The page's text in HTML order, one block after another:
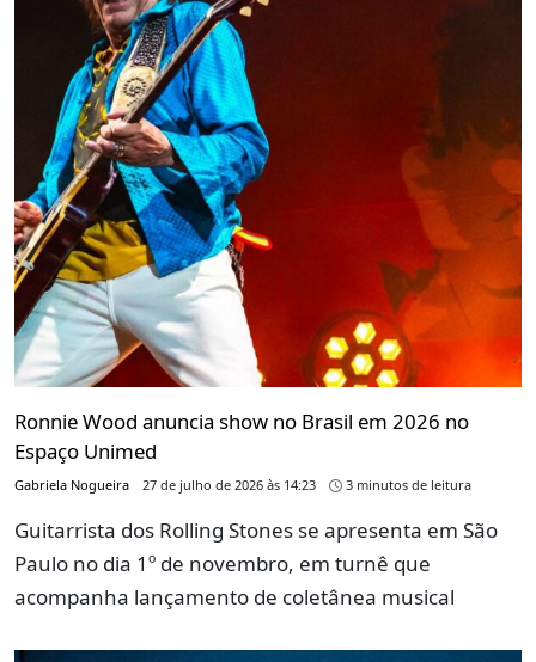
Ronnie Wood anuncia show no Brasil em 2026 no
Espaço Unimed
Gabriela Nogueira 27 de julho de 2026 às 14:23 3 minutos de leitura
Guitarrista dos Rolling Stones se apresenta em São
Paulo no dia 1º de novembro, em turnê que
acompanha lançamento de coletânea musical